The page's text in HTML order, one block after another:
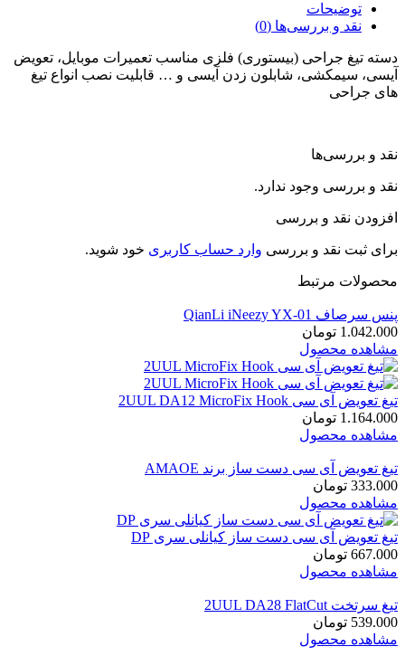
توضیحات
نقد و بررسی‌ها (0)
دسته تیغ جراحی (بیستوری) فلزی مناسب تعمیرات موبایل، تعویض
آیسی، سیمکشی، شابلون زدن آیسی و … قابلیت نصب انواع تیغ
های جراحی
نقد و بررسی‌ها
نقد و بررسی وجود ندارد.
افزودن نقد و بررسی
برای ثبت نقد و بررسی وارد حساب کاربری خود شوید.
محصولات مرتبط
پنس سرصاف QianLi iNeezy YX-01
1.042.000 تومان
مشاهده محصول
تیغ تعویض آی سی 2UUL DA12 MicroFix Hook
1.164.000 تومان
مشاهده محصول
تیغ تعویض آی سی دست ساز برند AMAOE
333.000 تومان
مشاهده محصول
تیغ تعویض آی سی دست ساز کیانلی سری DP
667.000 تومان
مشاهده محصول
تیغ سرتخت 2UUL DA28 FlatCut
539.000 تومان
مشاهده محصول